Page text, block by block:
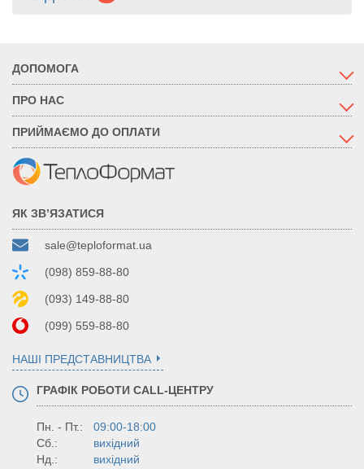
ДОПОМОГА
ПРО НАС
ПРИЙМАЄМО ДО ОПЛАТИ
ЯК ЗВ’ЯЗАТИСЯ
sale@teploformat.ua
(098) 859-88-80
(093) 149-88-80
(099) 559-88-80
НАШІ ПРЕДСТАВНИЦТВА
ГРАФІК РОБОТИ CALL-ЦЕНТРУ
Пн. - Пт.:
09:00-18:00
Сб.:
вихідний
Нд.:
вихідний